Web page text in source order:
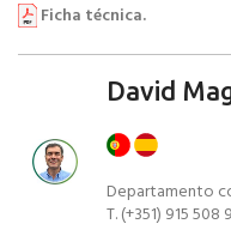
Ficha técnica.
David
Departamento
T. (+351) 915 508